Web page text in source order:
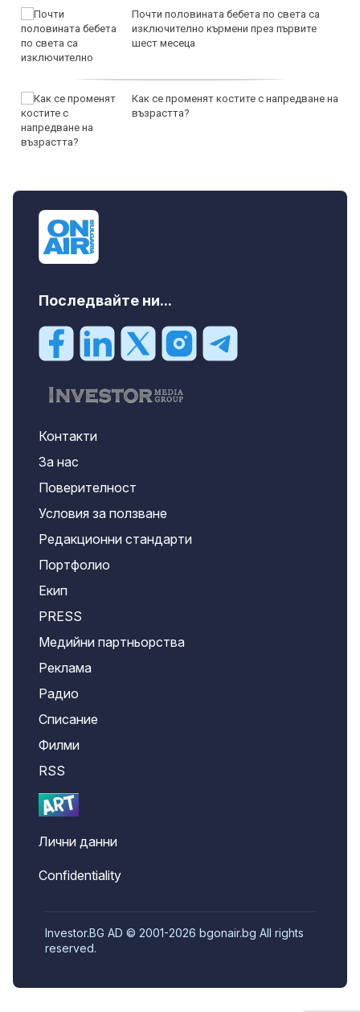
Почти половината бебета по света са
изключително кърмени през първите
шест месеца
Как се променят костите с напредване на
възрастта?
Последвайте ни...
Контакти
За нас
Поверителност
Условия за ползване
Редакционни стандарти
Портфолио
Екип
PRESS
Медийни партньорства
Реклама
Радио
Списание
Филми
RSS
Лични данни
Confidentiality
Investor.BG AD © 2001-2026 bgonair.bg All rights
reserved.